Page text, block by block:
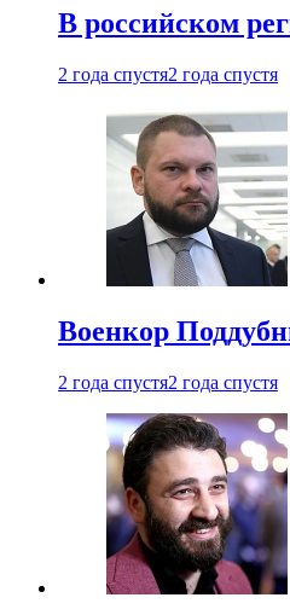
В российском
2 года спустя2 года спустя
Военкор
2 года спустя2 года спустя